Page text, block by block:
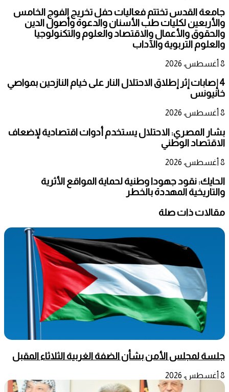
جامعة القدس تختتم فعاليات حفل تخريج الفوج الخامس
والأربعين لكليات طب الأسنان والدعوة وأصول الدين
والحقوق والأعمال والاقتصاد والعلوم والتكنولوجيا
والعلوم التربوية والآداب
8 أغسطس، 2026
4 إصابات إثر إطلاق الاحتلال النار على خيام النازحين بمواصي
خانيونس
8 أغسطس، 2026
بشار المصري: الاحتلال يستخدم أدوات اقتصادية لإضعاف
الاقتصاد الوطني
8 أغسطس، 2026
الحايك: نقود جهودا وطنية لحماية المواقع الأثرية
والتاريخية المهددة بالخطر
مقالات ذات صلة
جلسة لمجلس الأمن بشأن الضفة الغربية الثلاثاء المقبل
8 أغسطس، 2026